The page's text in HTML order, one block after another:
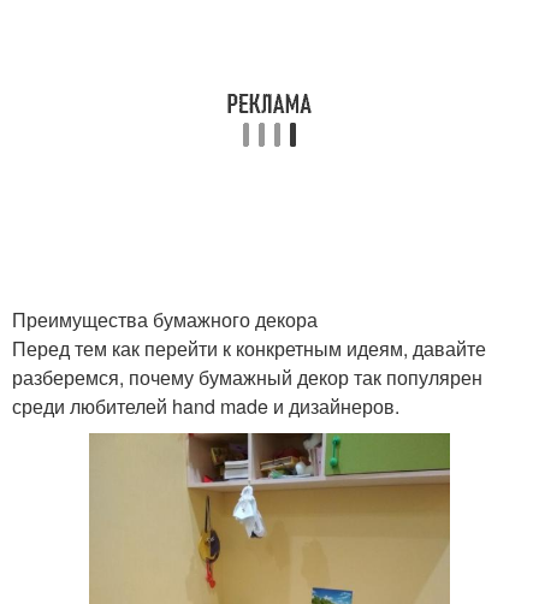
Преимущества бумажного декора
Перед тем как перейти к конкретным идеям, давайте
разберемся, почему бумажный декор так популярен
среди любителей hand made и дизайнеров.